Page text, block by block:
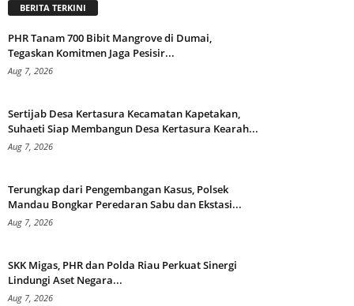
BERITA TERKINI
PHR Tanam 700 Bibit Mangrove di Dumai,
Tegaskan Komitmen Jaga Pesisir...
Aug 7, 2026
Sertijab Desa Kertasura Kecamatan Kapetakan,
Suhaeti Siap Membangun Desa Kertasura Kearah...
Aug 7, 2026
Terungkap dari Pengembangan Kasus, Polsek
Mandau Bongkar Peredaran Sabu dan Ekstasi...
Aug 7, 2026
SKK Migas, PHR dan Polda Riau Perkuat Sinergi
Lindungi Aset Negara...
Aug 7, 2026